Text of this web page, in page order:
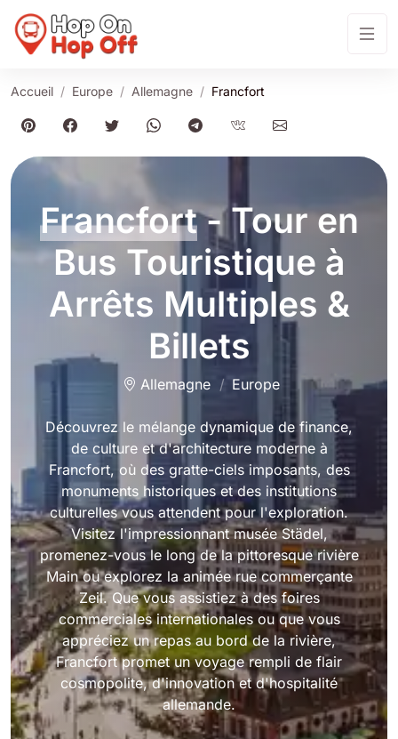
Accueil Europe Allemagne Francfort
Francfort- Tour en
Bus Touristique à
Arrêts Multiples &
Billets
Allemagne Europe
Découvrez le mélange dynamique de finance,
de culture et d'architecture moderne à
Francfort, où des gratte-ciels imposants, des
monuments historiques et des institutions
culturelles vous attendent pour l'exploration.
Visitez l'impressionnant musée Städel,
promenez-vous le long de la pittoresque rivière
Main ou explorez la animée rue commerçante
Zeil. Que vous assistiez à des foires
commerciales internationales ou que vous
appréciez un repas au bord de la rivière,
Francfort promet un voyage rempli de flair
cosmopolite, d'innovation et d'hospitalité
allemande.